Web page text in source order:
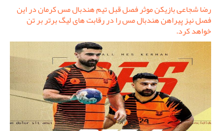
رضا شجاعی بازیکن موثر فصل قبل تیم هندبال مس کرمان در این
فصل نیز پیراهن هندبال مس را در رقابت های لیگ برتر بر تن
خواهد کرد.